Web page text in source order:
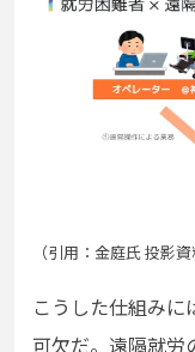
（引用：金庭氏 投影資
こうした仕組み
可欠だ。遠隔就労